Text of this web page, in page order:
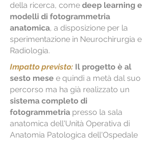
della ricerca, come deep learning e
modelli di fotogrammetria
anatomica, a disposizione per la
sperimentazione in Neurochirurgia e
Radiologia.
Impatto previsto: Il progetto è al
sesto mese e quindi a metà dal suo
percorso ma ha già realizzato un
sistema completo di
fotogrammetria presso la sala
anatomica dell'Unità Operativa di
Anatomia Patologica dell'Ospedale